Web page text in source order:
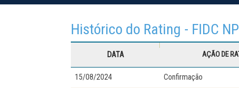
Histórico do Rating - FIDC
DATA AÇÃO DE
15/08/2024 Confirmação